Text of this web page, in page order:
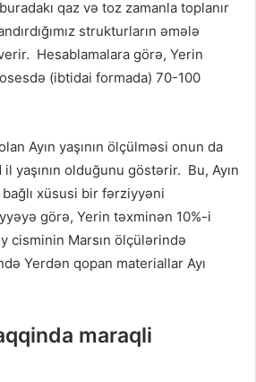
qaz və toz zamanla toplanır
strukturların əmələ
Hesablamalara görə, Yerin
(ibtidai formada) 70-100
Ayın yaşının ölçülməsi onun da
yaşının olduğunu göstərir. Bu, Ayın
xüsusi bir fərziyyəni
görə, Yerin təxminən 10%-i
cisminin Marsın ölçülərində
Yerdən qopan materiallar Ayı
maraqli